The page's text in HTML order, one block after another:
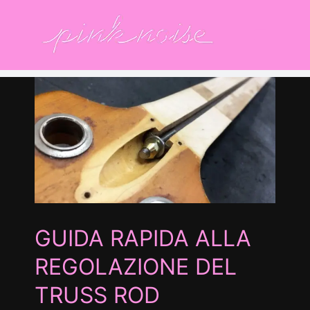
contenuto
GUIDA RAPIDA ALLA
REGOLAZIONE DEL
TRUSS ROD